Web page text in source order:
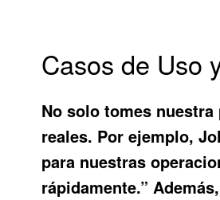
Casos de Uso
No solo tomes
reales. Por ejemplo,
para nuestras
rápidamente.”